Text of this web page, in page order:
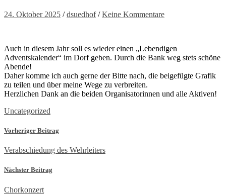
24. Oktober 2025 /dsuedhof /Keine Kommentare
Auch in diesem Jahr soll es wieder einen „Lebendigen
Adventskalender“ im Dorf geben. Durch die Bank weg stets schöne
Abende!
Daher komme ich auch gerne der Bitte nach, die beigefügte Grafik
zu teilen und über meine Wege zu verbreiten.
Herzlichen Dank an die beiden Organisatorinnen und alle Aktiven!
Uncategorized
Vorheriger Beitrag
Verabschiedung des Wehrleiters
Nächster Beitrag
Chorkonzert